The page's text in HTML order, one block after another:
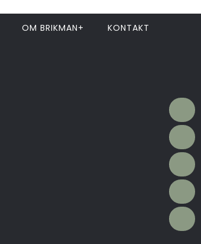
OM BRIKMAN+ KONTAKT